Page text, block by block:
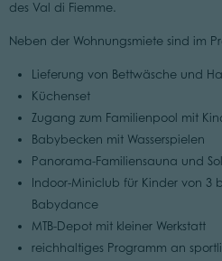
des Val di Fiemme.
Neben der Wohnungsmiete sind im
Lieferung von Bettwäsche und
Küchenset
Zugang zum Familienpool mit
Babybecken mit Wasserspielen
Panorama-Familiensauna und
Indoor-Miniclub für Kinder von 3
Babydance
MTB-Depot mit kleiner Werkstatt
reichhaltiges Programm an